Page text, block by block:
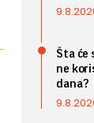
Šta će
ne
dana?